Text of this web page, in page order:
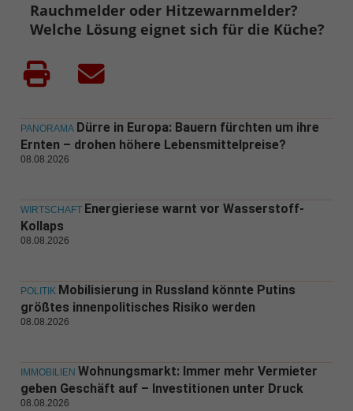
Rauchmelder oder Hitzewarnmelder?
Welche Lösung eignet sich für die Küche?
PANORAMA Dürre in Europa: Bauern fürchten um ihre
Ernten – drohen höhere Lebensmittelpreise?
08.08.2026
WIRTSCHAFT Energieriese warnt vor Wasserstoff-
Kollaps
08.08.2026
POLITIK Mobilisierung in Russland könnte Putins
größtes innenpolitisches Risiko werden
08.08.2026
IMMOBILIEN Wohnungsmarkt: Immer mehr Vermieter
geben Geschäft auf – Investitionen unter Druck
08.08.2026